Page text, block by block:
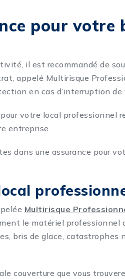
pour votre
il est recommandé de
appelé Multirisque
en cas d’interruption
votre local professionnel
entreprise.
dans une assurance pour
Multirisque
le matériel professionnel
bris de glace, catastrophes
couverture que vous